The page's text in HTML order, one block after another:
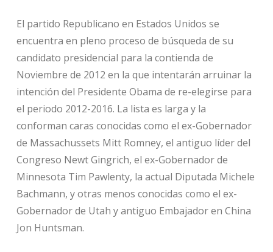
El partido Republicano en Estados Unidos se
encuentra en pleno proceso de búsqueda de su
candidato presidencial para la contienda de
Noviembre de 2012 en la que intentarán arruinar la
intención del Presidente Obama de re-elegirse para
el periodo 2012-2016. La lista es larga y la
conforman caras conocidas como el ex-Gobernador
de Massachussets Mitt Romney, el antiguo líder del
Congreso Newt Gingrich, el ex-Gobernador de
Minnesota Tim Pawlenty, la actual Diputada Michele
Bachmann, y otras menos conocidas como el ex-
Gobernador de Utah y antiguo Embajador en China
Jon Huntsman.